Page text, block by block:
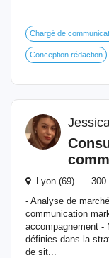
Chargé de
Conception rédaction
Lyon (69) 300
- Analyse de
communication
accompagnement -
définies dans la
de sit...